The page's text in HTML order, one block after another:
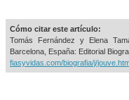
Cómo citar este artículo:
Tomás Fernández y Elena
Barcelona, España: Editorial
fiasyvidas.com/biografia/j/